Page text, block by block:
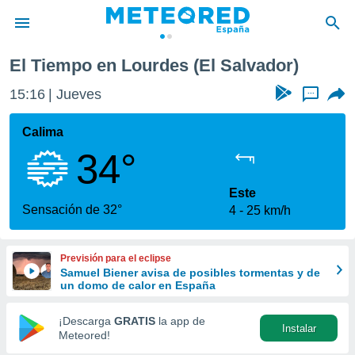
de
por
que se
calidad.
a este
las
y
forma
digital
basada
El Tiempo en Lourdes (El Salvador)
15:16 Jueves ...
Calima
34°
Sensación de 32°
Este
4
25 km/h
Previsión para el eclipse
Samuel Biener avisa de posibles tormentas y de
un domo de calor en España
¡Descarga GRATIS la app de
Meteored!
Instalar